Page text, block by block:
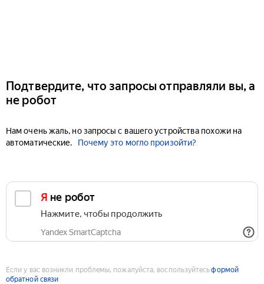
Подтвердите, что запросы отправляли вы, а
не робот
Нам очень жаль, но запросы с вашего устройства похожи на
автоматические.
Почему это могло произойти?
Я не робот
Нажмите, чтобы продолжить
Yandex SmartCaptcha
Если у вас возникли проблемы, пожалуйста, воспользуйтесьформой
обратной связи